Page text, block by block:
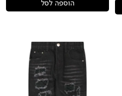
הוספה לסל